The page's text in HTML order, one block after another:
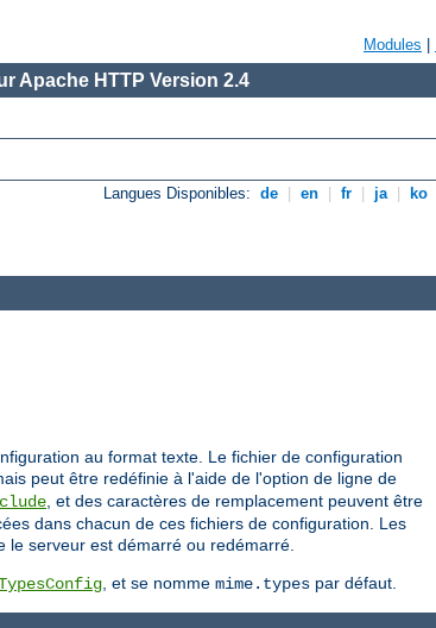
Modules
Apache HTTP Version 2.4
Langues Disponibles: de en fr ja ko
au format texte. Le fichier de configuration
peut être redéfinie à l'aide de l'option de ligne de
, et des caractères de remplacement peuvent être
dans chacun de ces fichiers de configuration. Les
serveur est démarré ou redémarré.
, et se nomme mime.types par défaut.